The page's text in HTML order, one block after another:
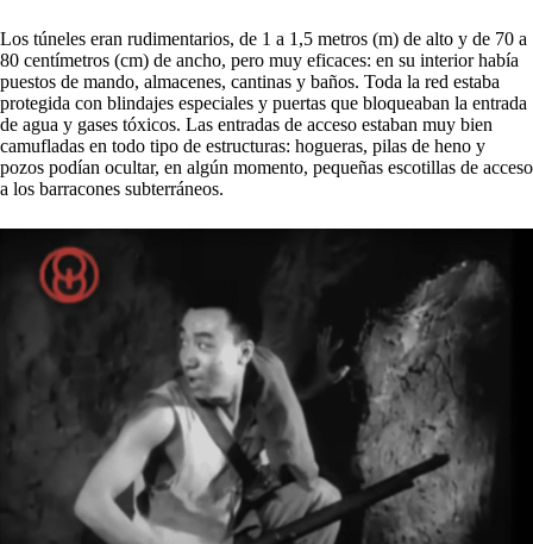
Los túneles eran rudimentarios, de 1 a 1,5 metros (m) de alto y de 70 a
80 centímetros (cm) de ancho, pero muy eficaces: en su interior había
puestos de mando, almacenes, cantinas y baños. Toda la red estaba
protegida con blindajes especiales y puertas que bloqueaban la entrada
de agua y gases tóxicos. Las entradas de acceso estaban muy bien
camufladas en todo tipo de estructuras: hogueras, pilas de heno y
pozos podían ocultar, en algún momento, pequeñas escotillas de acceso
a los barracones subterráneos.